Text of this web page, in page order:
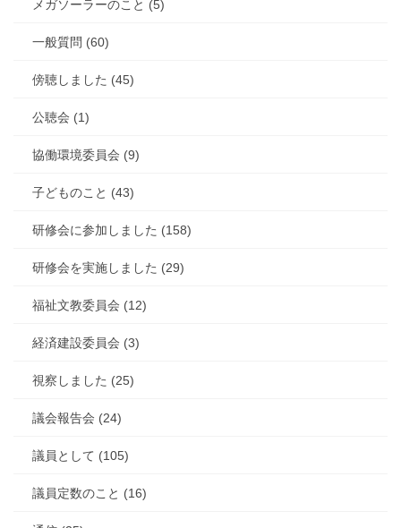
メガソーラーのこと (5)
一般質問 (60)
傍聴しました (45)
公聴会 (1)
協働環境委員会 (9)
子どものこと (43)
研修会に参加しました (158)
研修会を実施しました (29)
福祉文教委員会 (12)
経済建設委員会 (3)
視察しました (25)
議会報告会 (24)
議員として (105)
議員定数のこと (16)